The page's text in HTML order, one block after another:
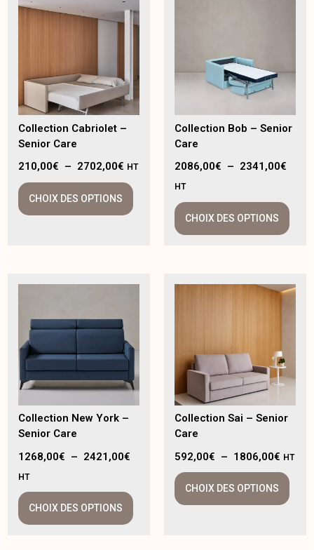
Collection Cabriolet –
Senior Care
210,00€ – 2702,00€ HT
CHOIX DES OPTIONS
Collection Bob – Senior
Care
2086,00€ – 2341,00€
HT
CHOIX DES OPTIONS
Collection New York –
Senior Care
1268,00€ – 2421,00€
HT
CHOIX DES OPTIONS
Collection Sai – Senior
Care
592,00€ – 1806,00€ HT
CHOIX DES OPTIONS